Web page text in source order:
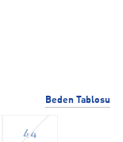
Beden Tablosu
44